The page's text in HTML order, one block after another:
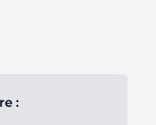
: